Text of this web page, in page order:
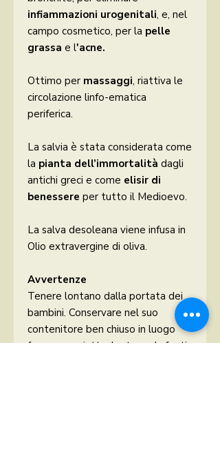
infiammazioni urogenitali, e, nel
campo cosmetico, per la pelle
grassa e l'acne.
Ottimo per massaggi, riattiva le
circolazione linfo-ematica
periferica.
La salvia è stata considerata come
la pianta dell’immortalità dagli
antichi greci e come elisir di
benessere per tutto il Medioevo.
La salva desoleana viene infusa in
Olio extravergine di oliva.
Avvertenze
Tenere lontano dalla portata dei
bambini. Conservare nel suo
contenitore ben chiuso in luogo
fresco e asciutto, lontano da fonti